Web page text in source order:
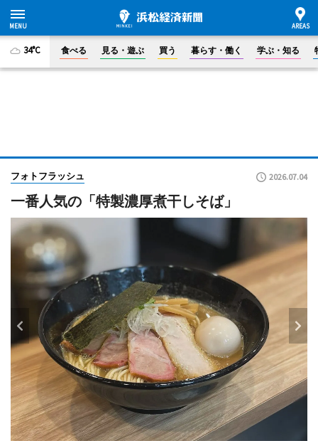
34°C 食べる 見る・遊ぶ 買う 暮らす・働く 学ぶ・知る
フォトフラッシュ 2026.07.04
一番人気の「特製濃厚煮干しそば」